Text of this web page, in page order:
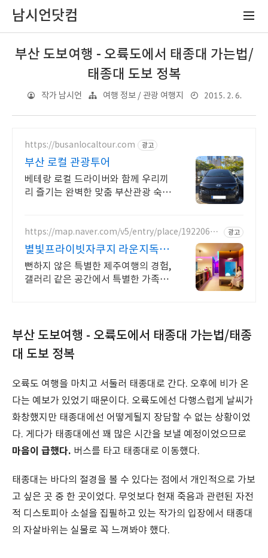
남시언닷컴
부산 도보여행 - 오륙도에서 태종대 가는법/
태종대 도보 정복
작가 남시언 여행 정보 / 관광 여행지 2015. 2. 6.
https://busanlocaltour.com 광고
부산 로컬 관광투어
베테랑 로컬 드라이버와 함께 우리끼
리 즐기는 완벽한 맞춤 부산관광 숙소
https://map.naver.com/v5/entry/place/19220634
98
광고
별빛프라이빗자쿠지 라운지독채
사진보다 더좋아요. 찐 리뷰
뻔하지 않은 특별한 제주여행의 경험,
갤러리 같은 공간에서 특별한 가족과
부산 도보여행 - 오륙도에서 태종대 가는법/태종
대 도보 정복
오륙도 여행을 마치고 서둘러 태종대로 간다. 오후에 비가 온
다는 예보가 있었기 때문이다. 오륙도에선 다행스럽게 날씨가
화창했지만 태종대에선 어떻게될지 장담할 수 없는 상황이었
다. 게다가 태종대에선 꽤 많은 시간을 보낼 예정이었으므로
마음이 급했다. 버스를 타고 태종대로 이동했다.
태종대는 바다의 절경을 볼 수 있다는 점에서 개인적으로 가보
고 싶은 곳 중 한 곳이었다. 무엇보다 현재 죽음과 관련된 자전
적 디스토피아 소설을 집필하고 있는 작가의 입장에서 태종대
의 자살바위는 실물로 꼭 느껴봐야 했다.